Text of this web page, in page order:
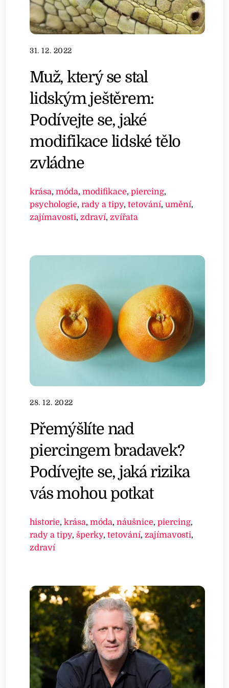
31. 12. 2022
Muž, který se stal
lidským ještěrem:
Podívejte se, jaké
modifikace lidské tělo
zvládne
krása,móda,modifikace,piercing,
psychologie,rady a tipy,tetování,umění,
zajímavosti, zdraví, zvířata
28. 12. 2022
Přemýšlíte nad
piercingem bradavek?
Podívejte se, jaká rizika
vás mohou potkat
historie,krása,móda,náušnice,piercing,
rady a tipy,šperky,tetování,zajímavosti,
zdraví